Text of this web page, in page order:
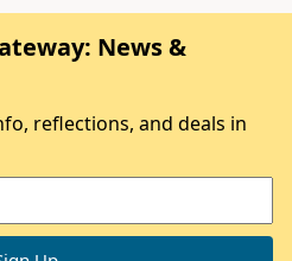
News &
reflections, and deals in